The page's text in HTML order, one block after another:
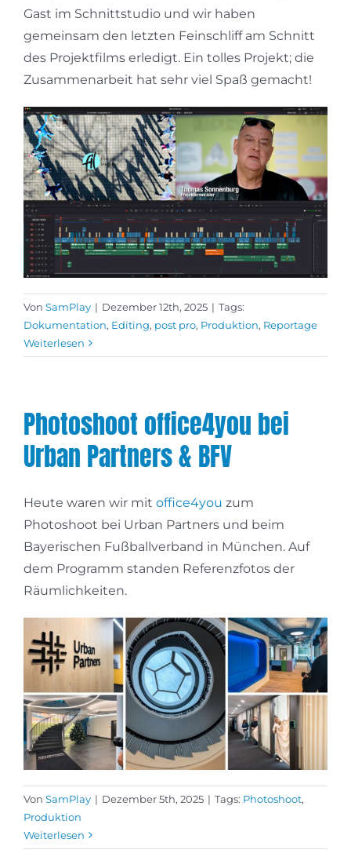
Gast im Schnittstudio und wir haben
gemeinsam den letzten Feinschliff am Schnitt
des Projektfilms erledigt. Ein tolles Projekt; die
Zusammenarbeit hat sehr viel Spaß gemacht!
Von SamPlay | Dezember 12th, 2025 | Tags:
Dokumentation, Editing, post pro, Produktion, Reportage
Weiterlesen
Photoshoot office4you bei
Urban Partners & BFV
Heute waren wir mit office4you zum
Photoshoot bei Urban Partners und beim
Bayerischen Fußballverband in München. Auf
dem Programm standen Referenzfotos der
Räumlichkeiten.
Von SamPlay | Dezember 5th, 2025 | Tags: Photoshoot,
Produktion
Weiterlesen